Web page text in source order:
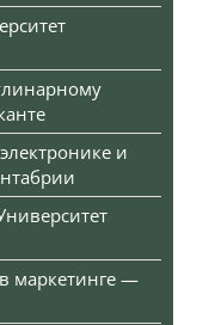
и
маркетинге —